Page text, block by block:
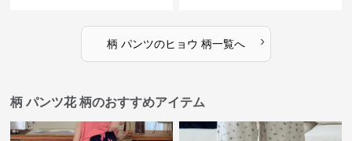
柄 パンツのヒョウ 柄一覧へ ›
柄 パンツ花 柄のおすすめアイテム